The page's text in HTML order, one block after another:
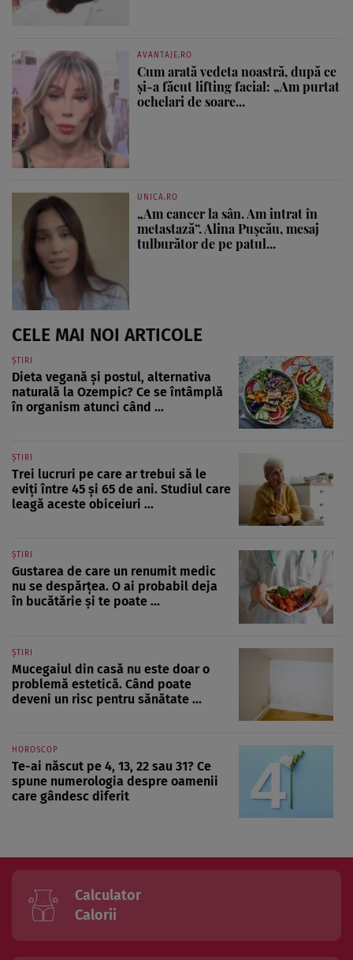
AVANTAJE.RO
Cum arată vedeta noastră, după ce
și-a făcut lifting facial: „Am purtat
ochelari de soare...
UNICA.RO
„Am cancer la sân. Am intrat în
metastază”. Alina Pușcău, mesaj
tulburător de pe patul...
CELE MAI NOI ARTICOLE
ȘTIRI
Dieta vegană și postul, alternativa
naturală la Ozempic? Ce se întâmplă
în organism atunci când ...
ȘTIRI
Trei lucruri pe care ar trebui să le
eviți între 45 și 65 de ani. Studiul care
leagă aceste obiceiuri ...
ȘTIRI
Gustarea de care un renumit medic
nu se despărțea. O ai probabil deja
în bucătărie și te poate ...
ȘTIRI
Mucegaiul din casă nu este doar o
problemă estetică. Când poate
deveni un risc pentru sănătate ...
HOROSCOP
Te-ai născut pe 4, 13, 22 sau 31? Ce
spune numerologia despre oamenii
care gândesc diferit
Calculator
Calorii